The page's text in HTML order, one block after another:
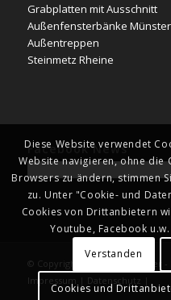
Grabplatten mit Ausschnitt
Außenfensterbänke Münster
Außentreppen
Steinmetz Rheine
Facebook News
© Copyright - Naturstein Kläver
Impressum | Datenschutz |
Diese Website verwendet
Website navigieren, ohne die
Browsers zu ändern, stimmen
zu. Unter "Cookie- und
Cookies von Drittanbietern
Youtube, Facebook
Verstanden
Cookies und